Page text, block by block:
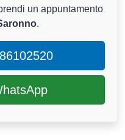
un appuntamento
.